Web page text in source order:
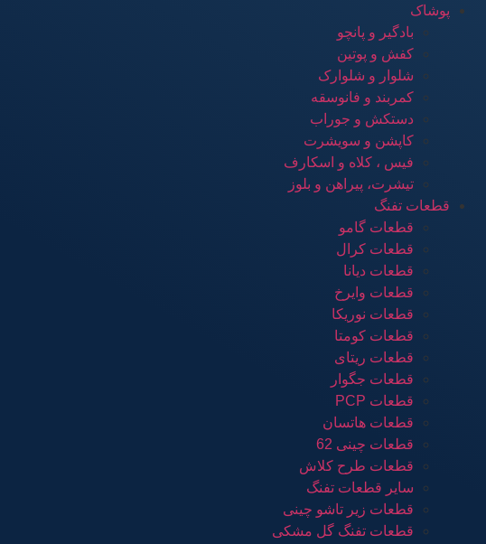
پوشاک
بادگیر و پانچو
کفش و پوتین
شلوار و شلوارک
کمربند و فانوسقه
دستکش و جوراب
کاپشن و سویشرت
فیس ، کلاه و اسکارف
تیشرت، پیراهن و بلوز
قطعات تفنگ
قطعات گامو
قطعات کرال
قطعات دیانا
قطعات وایرخ
قطعات نوریکا
قطعات کومتا
قطعات ریتای
قطعات جگوار
قطعات PCP
قطعات هاتسان
قطعات چینی 62
قطعات طرح کلاش
سایر قطعات تفنگ
قطعات زیر تاشو چینی
قطعات تفنگ گل مشکی